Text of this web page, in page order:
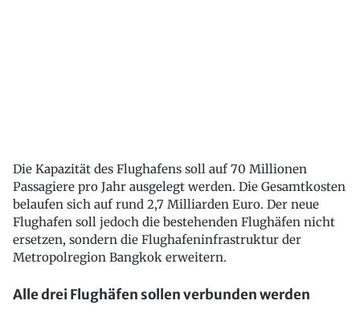
Die Kapazität des Flughafens soll auf 70 Millionen
Passagiere pro Jahr ausgelegt werden. Die Gesamtkosten
belaufen sich auf rund 2,7 Milliarden Euro. Der neue
Flughafen soll jedoch die bestehenden Flughäfen nicht
ersetzen, sondern die Flughafeninfrastruktur der
Metropolregion Bangkok erweitern.
Alle drei Flughäfen sollen verbunden werden